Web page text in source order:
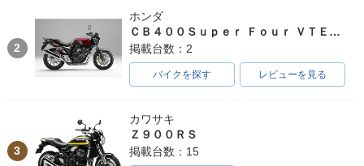
2
ホンダ
ＣＢ４００Ｓｕｐｅｒ Ｆｏｕｒ ＶＴＥＣ ＳＰＥＣ３
掲載台数：2
バイクを探す レビューを見る
3
カワサキ
Ｚ９００ＲＳ
掲載台数：15